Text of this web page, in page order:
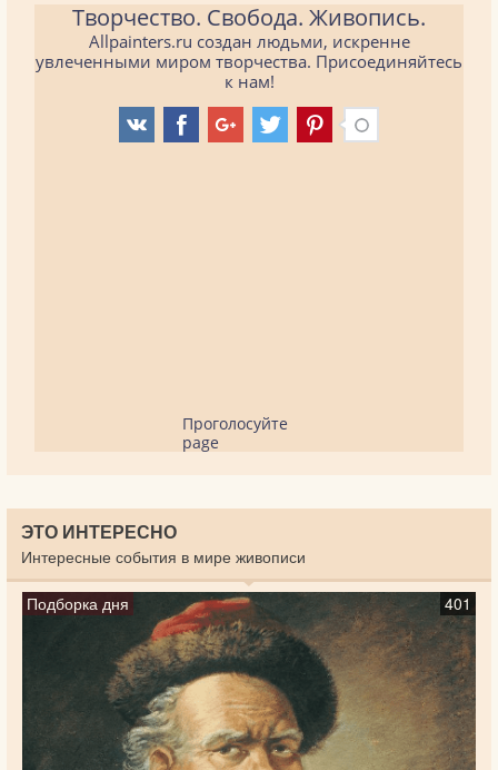
Творчество. Свобода. Живопись.
Allpainters.ru создан людьми, искренне
увлеченными миром творчества. Присоединяйтесь
к нам!
Проголосуйте
page
ЭТО ИНТЕРЕСНО
Интересные события в мире живописи
Подборка дня 401